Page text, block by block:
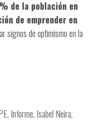
de la población en
de emprender en
signos de optimismo en la
, Informe, Isabel Neira,